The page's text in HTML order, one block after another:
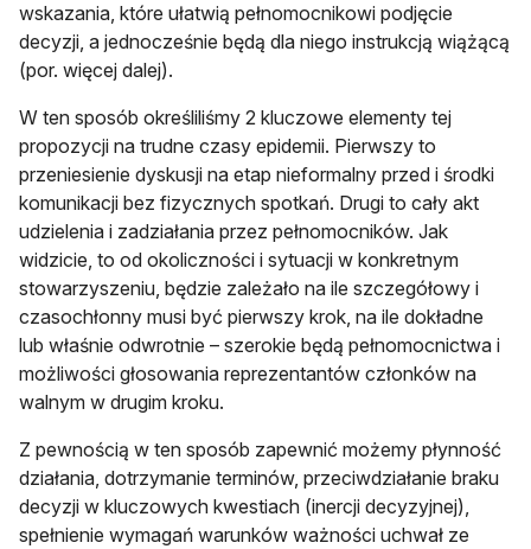
wskazania, które ułatwią pełnomocnikowi podjęcie
decyzji, a jednocześnie będą dla niego instrukcją wiążącą
(por. więcej dalej).
W ten sposób określiliśmy 2 kluczowe elementy tej
propozycji na trudne czasy epidemii. Pierwszy to
przeniesienie dyskusji na etap nieformalny przed i środki
komunikacji bez fizycznych spotkań. Drugi to cały akt
udzielenia i zadziałania przez pełnomocników. Jak
widzicie, to od okoliczności i sytuacji w konkretnym
stowarzyszeniu, będzie zależało na ile szczegółowy i
czasochłonny musi być pierwszy krok, na ile dokładne
lub właśnie odwrotnie – szerokie będą pełnomocnictwa i
możliwości głosowania reprezentantów członków na
walnym w drugim kroku.
Z pewnością w ten sposób zapewnić możemy płynność
działania, dotrzymanie terminów, przeciwdziałanie braku
decyzji w kluczowych kwestiach (inercji decyzyjnej),
spełnienie wymagań warunków ważności uchwał ze